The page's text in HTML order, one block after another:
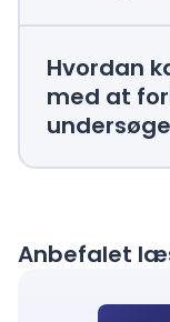
Hvordan
med at
Anbefalet